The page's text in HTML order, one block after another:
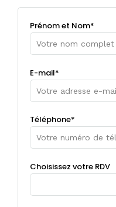
Prénom et Nom*
E-mail*
Téléphone*
Choisissez votre RDV